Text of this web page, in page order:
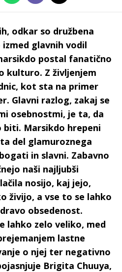
odkar so družbena
glavnih vodil
postal fanatično
kulturo. Z življenjem
kot sta na primer
Glavni razlog, zakaj se
osebnostmi, je ta, da
biti. Marsikdo hrepeni
del glamuroznega
in slavni. Zabavno
naši najljubši
nosijo, kaj jejo,
živijo, a vse to se lahko
obsedenost.
lahko zelo veliko, med
lastne
o njej ter negativno
Brigita Chuuya,